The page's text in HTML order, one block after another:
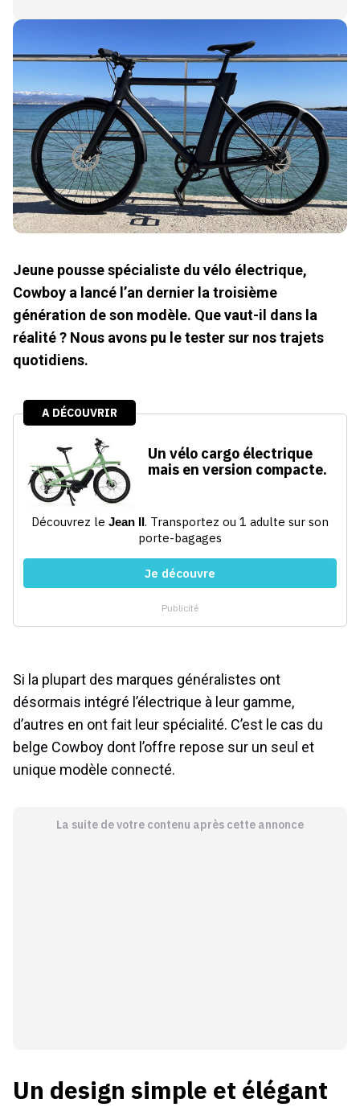
Jeune pousse spécialiste du vélo électrique,
Cowboy a lancé l’an dernier la troisième
génération de son modèle. Que vaut-il dans la
réalité ? Nous avons pu le tester sur nos trajets
quotidiens.
Si la plupart des marques généralistes ont
désormais intégré l’électrique à leur gamme,
d’autres en ont fait leur spécialité. C’est le cas du
belge Cowboy dont l’offre repose sur un seul et
unique modèle connecté.
La suite de votre contenu après cette annonce
Un design simple et élégant